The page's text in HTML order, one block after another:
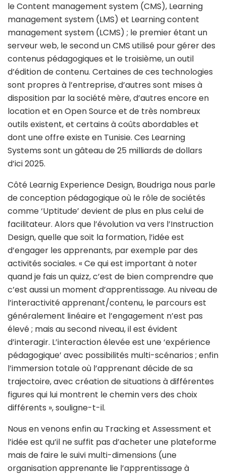
le Content management system (CMS), Learning
management system (LMS) et Learning content
management system (LCMS) ; le premier étant un
serveur web, le second un CMS utilisé pour gérer des
contenus pédagogiques et le troisième, un outil
d’édition de contenu. Certaines de ces technologies
sont propres à l’entreprise, d’autres sont mises à
disposition par la société mère, d’autres encore en
location et en Open Source et de très nombreux
outils existent, et certains à coûts abordables et
dont une offre existe en Tunisie. Ces Learning
Systems sont un gâteau de 25 milliards de dollars
d’ici 2025.
Côté Learnig Experience Design, Boudriga nous parle
de conception pédagogique où le rôle de sociétés
comme ‘Uptitude’ devient de plus en plus celui de
facilitateur. Alors que l’évolution va vers l’Instruction
Design, quelle que soit la formation, l’idée est
d’engager les apprenants, par exemple par des
activités sociales. « Ce qui est important à noter
quand je fais un quizz, c’est de bien comprendre que
c’est aussi un moment d’apprentissage. Au niveau de
l’interactivité apprenant/contenu, le parcours est
généralement linéaire et l’engagement n’est pas
élevé ; mais au second niveau, il est évident
d’interagir. L’interaction élevée est une ‘expérience
pédagogique’ avec possibilités multi-scénarios ; enfin
l’immersion totale où l’apprenant décide de sa
trajectoire, avec création de situations à différentes
figures qui lui montrent le chemin vers des choix
différents », souligne-t-il.
Nous en venons enfin au Tracking et Assessment et
l’idée est qu’il ne suffit pas d’acheter une plateforme
mais de faire le suivi multi-dimensions (une
organisation apprenante lie l’apprentissage à